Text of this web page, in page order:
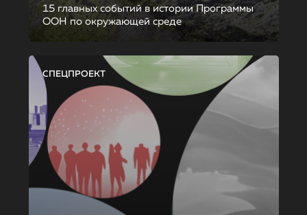
15 главных событий в истории Программы
ООН по окружающей среде
СПЕЦПРОЕКТ